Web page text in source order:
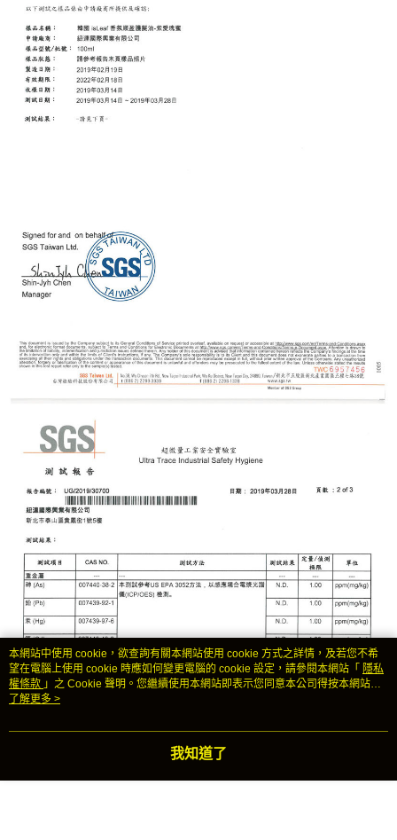
本網站中使用 cookie，欲查詢有關本網站使用 cookie 方式之詳情，及若您不希
望在電腦上使用 cookie 時應如何變更電腦的 cookie 設定，請參閱本網站「 隱私
權條款 」之 Cookie 聲明。您繼續使用本網站即表示您同意本公司得按本網站使
用條款之 Cookie 聲明使用 cookie。
了解更多 >
我知道了